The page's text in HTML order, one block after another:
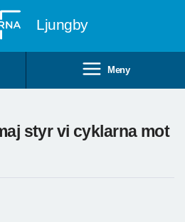
Ljungby
Meny
styr vi cyklarna mot